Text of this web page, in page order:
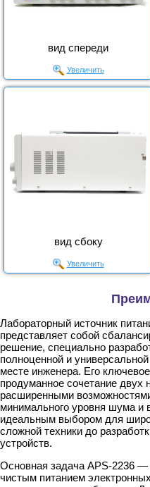
вид спереди
Увеличить
вид сбоку
Увеличить
Лабораторный источник
представляет собой
решение, специально
полноценной и
месте инженера. Его
продуманное сочетание двух
расширенными
минимального уровня шума и
идеальным выбором для
сложной техники до
устройств.
Основная задача APS-2236
чистым питанием